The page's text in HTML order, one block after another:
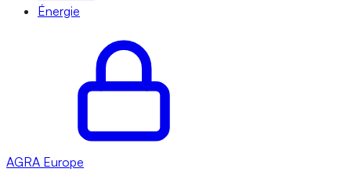
Énergie
AGRA Europe